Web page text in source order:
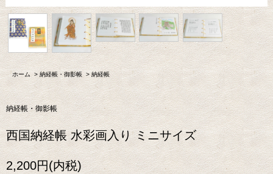
ホーム > 納経帳・御影帳 > 納経帳
納経帳・御影帳
西国納経帳 水彩画入り ミニサイズ
2,200円(内税)